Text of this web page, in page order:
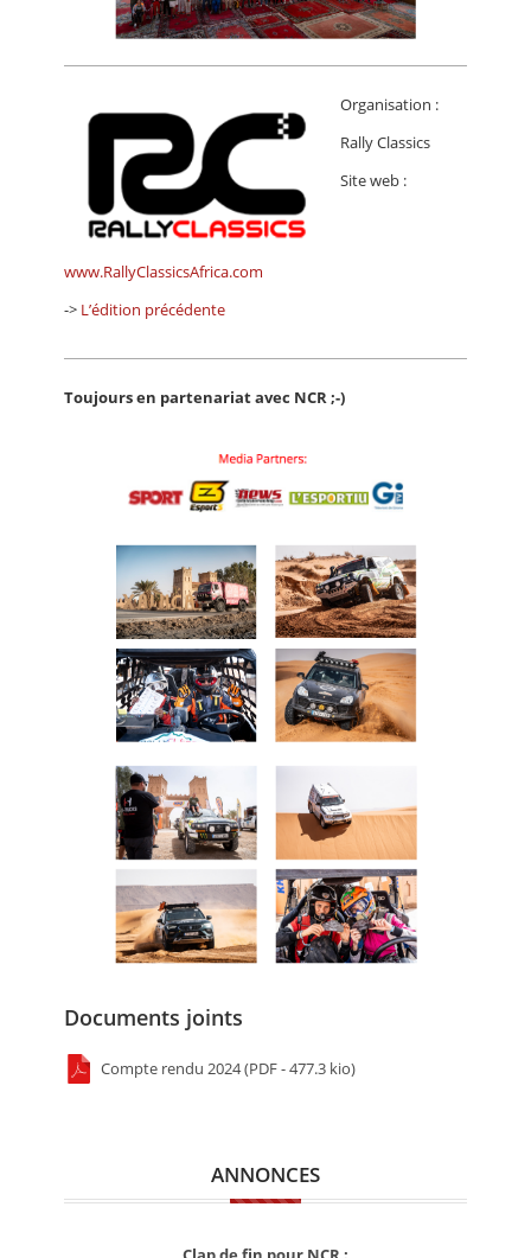
Organisation :
Rally Classics
Site web :
www.RallyClassicsAfrica.com
-> L’édition précédente
Toujours en partenariat avec NCR ;-)
Documents joints
Compte rendu 2024 (PDF - 477.3 kio)
ANNONCES